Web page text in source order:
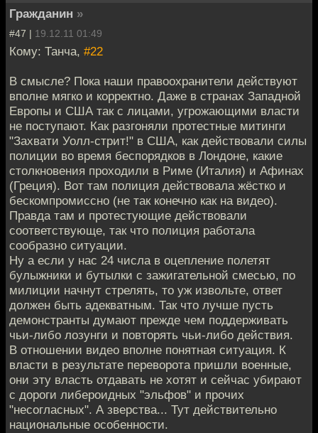
Гражданин »
#47 | 19.12.11 01:49
Кому: Танча, #22
В смысле? Пока наши правоохранители действуют
вполне мягко и корректно. Даже в странах Западной
Европы и США так с лицами, угрожающими власти
не поступают. Как разгоняли протестные митинги
"Захвати Уолл-стрит!" в США, как действовали силы
полиции во время беспорядков в Лондоне, какие
столкновения проходили в Риме (Италия) и Афинах
(Греция). Вот там полиция действовала жёстко и
бескомпромиссно (не так конечно как на видео).
Правда там и протестующие действовали
соответствующе, так что полиция работала
сообразно ситуации.
Ну а если у нас 24 числа в оцепление полетят
булыжники и бутылки с зажигательной смесью, по
милиции начнут стрелять, то уж извольте, ответ
должен быть адекватным. Так что лучше пусть
демонстранты думают прежде чем поддерживать
чьи-либо лозунги и повторять чьи-либо действия.
В отношении видео вполне понятная ситуация. К
власти в результате переворота пришли военные,
они эту власть отдавать не хотят и сейчас убирают
с дороги либероидных "эльфов" и прочих
"несогласных". А зверства... Тут действительно
национальные особенности.